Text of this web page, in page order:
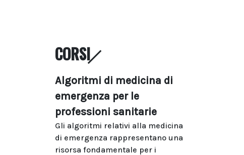
CORSI
Algoritmi di medicina di
emergenza per le
professioni sanitarie
Gli algoritmi relativi alla medicina
di emergenza rappresentano una
risorsa fondamentale per i